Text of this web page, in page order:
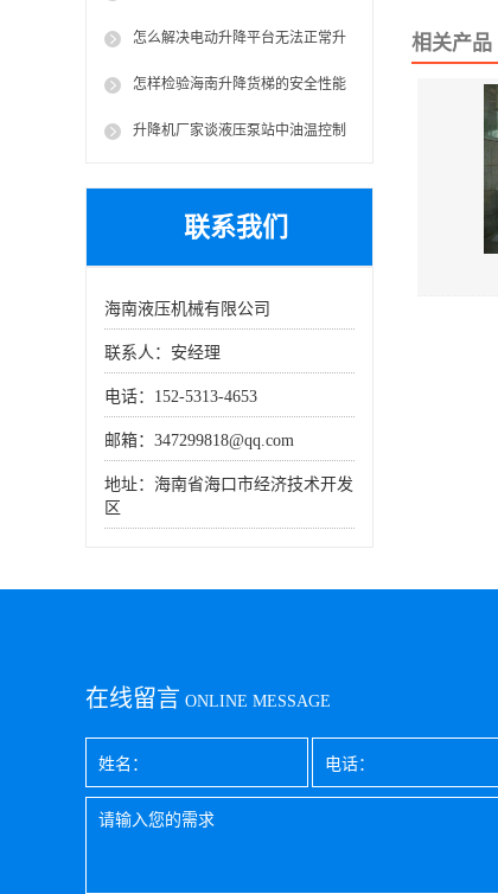
怎么解决电动升降平台无法正常升
怎样检验海南升降货梯的安全性能
升降机厂家谈液压泵站中油温控制
联系我们
海南液压机械有限公司
联系人：安经理
电话：152-5313-4653
邮箱：347299818@qq.com
地址：海南省海口市经济技术开发
区
相关产品
在线留言 ONLINE MESSAGE